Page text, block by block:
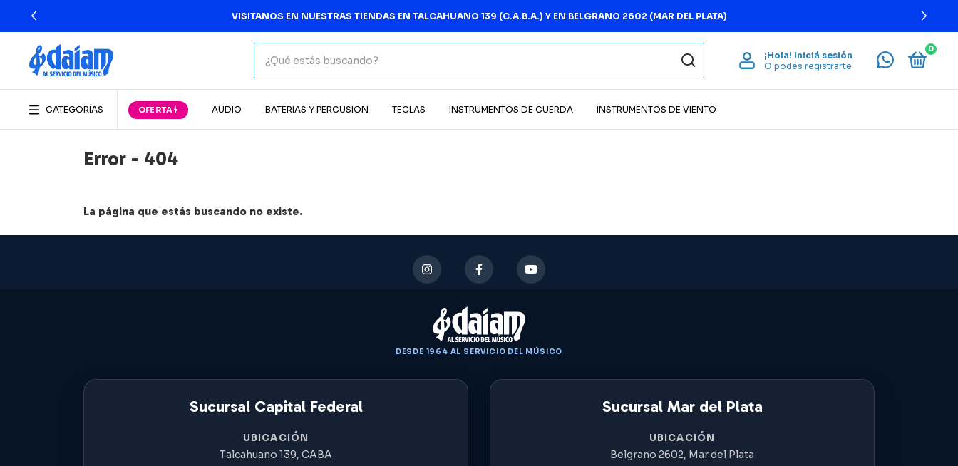
VISITANOS EN NUESTRAS TIENDAS EN TALCAHUANO 139 (C.A.B.A.) Y EN BELGRANO 2602 (MAR DEL PLATA)
¡Hola! Iniciá sesión
O podés registrarte
0
CATEGORÍAS AUDIO BATERIAS Y PERCUSION TECLAS INSTRUMENTOS DE CUERDA INSTRUMENTOS DE VIENTO
Error - 404
La página que estás buscando no existe.
DESDE 1964 AL SERVICIO DEL MÚSICO
Sucursal Capital Federal
UBICACIÓN
Talcahuano 139, CABA
Sucursal Mar del Plata
UBICACIÓN
Belgrano 2602, Mar del Plata